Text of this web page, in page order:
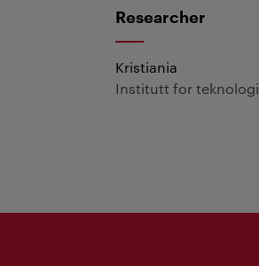
Researcher
Kristiania
Institutt for teknologi